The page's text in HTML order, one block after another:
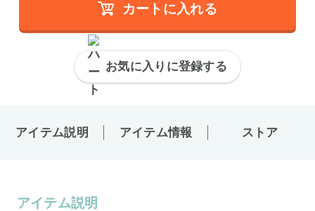
カートに入れる
お気に入りに登録する
アイテム説明 アイテム情報 ストア
アイテム説明